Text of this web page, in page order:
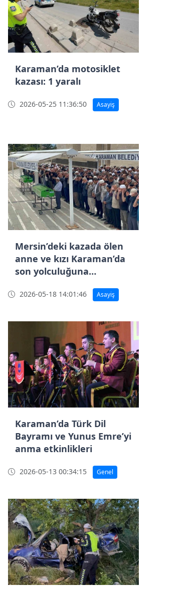
Karaman’da motosiklet
kazası: 1 yaralı
2026-05-25 11:36:50 Asayiş
Mersin’deki kazada ölen
anne ve kızı Karaman’da
son yolculuğuna
2026-05-18 14:01:46 Asayiş
Karaman’da Türk Dil
Bayramı ve Yunus Emre’yi
anma etkinlikleri
2026-05-13 00:34:15 Genel